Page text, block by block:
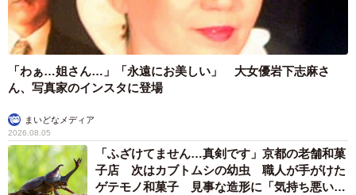
「わぁ…姐さん…」「永遠にお美しい」 大女優岩下志麻さ
ん、写真家のインスタに登場
まいどなメディア
2026.08.05
「ふざけてません…真剣です」京都の老舗和菓
子店 次はカブトムシの幼虫 職人が手がけた
ゲテモノ和菓子 見事な造形に「気持ち悪いく